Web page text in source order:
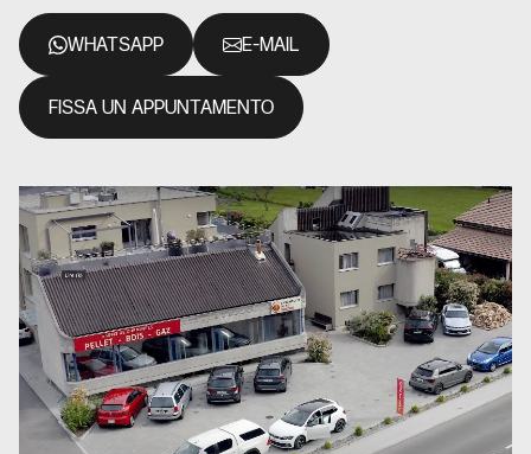
WHATSAPP E-MAIL
FISSA UN APPUNTAMENTO